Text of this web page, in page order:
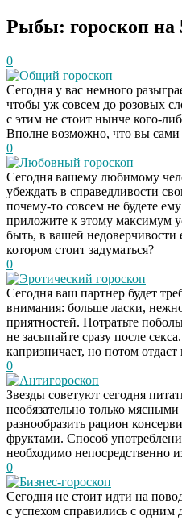
Рыбы: гороскоп на
0
Общий гороскоп
Сегодня у вас немного
чтобы уж совсем до розовых
с этим не стоит нынче кого-
Вполне возможно, что вы сами
0
Любовный гороскоп
Сегодня вашему любимому
убеждать в справедливости
почему-то совсем не будете
приложите к этому максимум
быть, в вашей недоверчивости
котором стоит задуматься?
0
Эротический гороскоп
Сегодня ваш партнер будет
внимания: больше ласки,
приятностей. Потратьте
не засыпайте сразу после
капризничает, но потом
0
Антигороскоп
Звезды советуют сегодня
необязательно только
разнообразить рацион
фруктами. Способ
необходимо непосредственно
0
Бизнес-гороскоп
Сегодня не стоит идти на
с успехом справились с одним